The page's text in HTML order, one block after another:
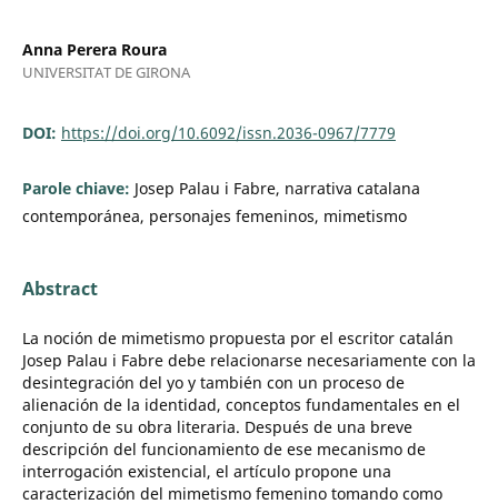
Anna Perera Roura
UNIVERSITAT DE GIRONA
DOI: https://doi.org/10.6092/issn.2036-0967/7779
Parole chiave: Josep Palau i Fabre, narrativa catalana
contemporánea, personajes femeninos, mimetismo
Abstract
La noción de mimetismo propuesta por el escritor catalán
Josep Palau i Fabre debe relacionarse necesariamente con la
desintegración del yo y también con un proceso de
alienación de la identidad, conceptos fundamentales en el
conjunto de su obra literaria. Después de una breve
descripción del funcionamiento de ese mecanismo de
interrogación existencial, el artículo propone una
caracterización del mimetismo femenino tomando como